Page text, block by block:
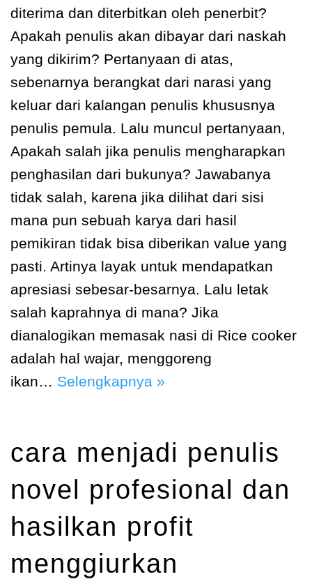
diterima dan diterbitkan oleh penerbit?
Apakah penulis akan dibayar dari naskah
yang dikirim? Pertanyaan di atas,
sebenarnya berangkat dari narasi yang
keluar dari kalangan penulis khususnya
penulis pemula. Lalu muncul pertanyaan,
Apakah salah jika penulis mengharapkan
penghasilan dari bukunya? Jawabanya
tidak salah, karena jika dilihat dari sisi
mana pun sebuah karya dari hasil
pemikiran tidak bisa diberikan value yang
pasti. Artinya layak untuk mendapatkan
apresiasi sebesar-besarnya. Lalu letak
salah kaprahnya di mana? Jika
dianalogikan memasak nasi di Rice cooker
adalah hal wajar, menggoreng
ikan… Selengkapnya »
cara menjadi penulis
novel profesional dan
hasilkan profit
menggiurkan